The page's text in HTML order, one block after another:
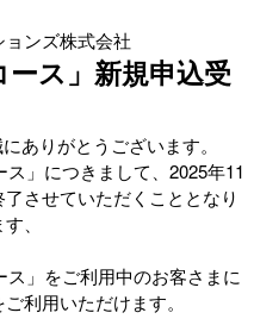
ンズ株式会社
ース」新規申込受
ありがとうございます。
」につきまして、2025年11
させていただくこととなり
、
」をご利用中のお客さまに
利用いただけます。